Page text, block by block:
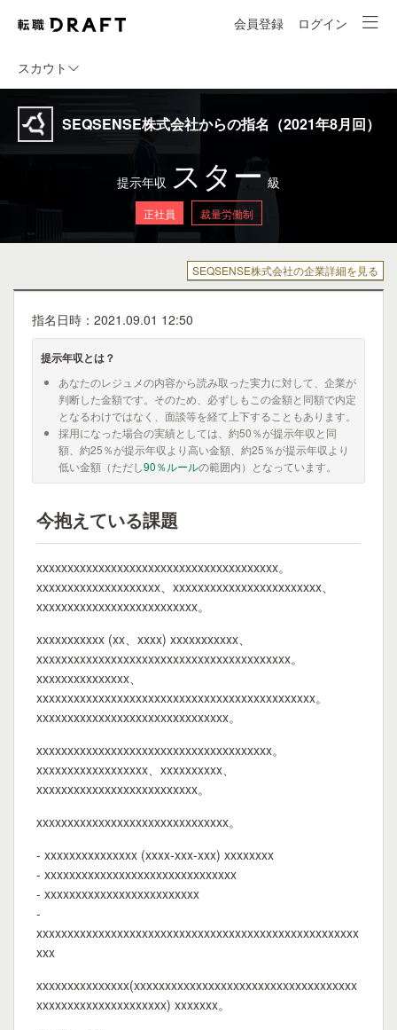
会員登録 ログイン
スカウト
SEQSENSE株式会社からの指名（2021年8月回）
提示年収 スター 級
正社員 裁量労働制
SEQSENSE株式会社の企業詳細を見る
指名日時：2021.09.01 12:50
提示年収とは？
あなたのレジュメの内容から読み取った実力に対して、企業が
判断した金額です。そのため、必ずしもこの金額と同額で内定
となるわけではなく、面談等を経て上下することもあります。
採用になった場合の実績としては、約50％が提示年収と同
額、約25％が提示年収より高い金額、約25％が提示年収より
低い金額（ただし90％ルールの範囲内）となっています。
今抱えている課題
xxxxxxxxxxxxxxxxxxxxxxxxxxxxxxxxxxxxxxx。
xxxxxxxxxxxxxxxxxxxx、xxxxxxxxxxxxxxxxxxxxxxxx、
xxxxxxxxxxxxxxxxxxxxxxxxxx。
xxxxxxxxxxx (xx、xxxx) xxxxxxxxxxx、
xxxxxxxxxxxxxxxxxxxxxxxxxxxxxxxxxxxxxxxxx。
xxxxxxxxxxxxxxx、
xxxxxxxxxxxxxxxxxxxxxxxxxxxxxxxxxxxxxxxxxxxxx。
xxxxxxxxxxxxxxxxxxxxxxxxxxxxxxx。
xxxxxxxxxxxxxxxxxxxxxxxxxxxxxxxxxxxxxx。
xxxxxxxxxxxxxxxxxx、xxxxxxxxxx、
xxxxxxxxxxxxxxxxxxxxxxxxxx。
xxxxxxxxxxxxxxxxxxxxxxxxxxxxxxx。
- xxxxxxxxxxxxxxx (xxxx-xxx-xxx) xxxxxxxx
- xxxxxxxxxxxxxxxxxxxxxxxxxxxxxxx
- xxxxxxxxxxxxxxxxxxxxxxxxx
-
xxxxxxxxxxxxxxxxxxxxxxxxxxxxxxxxxxxxxxxxxxxxxxxxxxxx
xxx
xxxxxxxxxxxxxxx(xxxxxxxxxxxxxxxxxxxxxxxxxxxxxxxxxxxx
xxxxxxxxxxxxxxxxxxxxx) xxxxxxx。